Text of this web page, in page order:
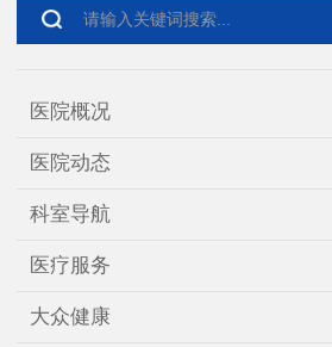
医院概况
医院动态
科室导航
医疗服务
大众健康